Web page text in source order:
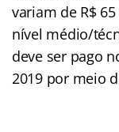
variam de R$
nível médio/
deve ser pago
2019 por meio